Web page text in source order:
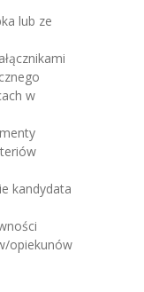
lub ze
w
kandydata
opiekunów